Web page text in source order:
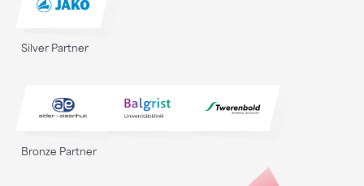
Silver Partner
Bronze Partner